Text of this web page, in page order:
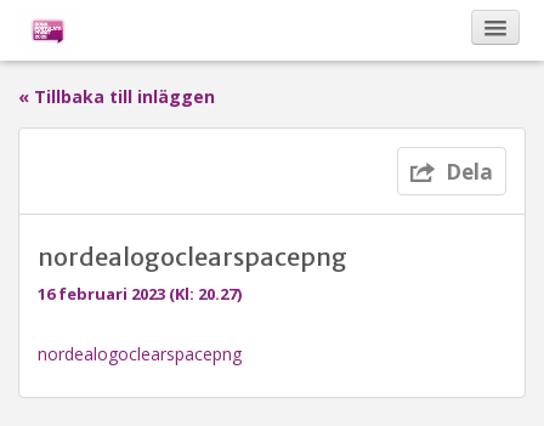
Sponsorer
« Tillbaka till inläggen
Dela
nordealogoclearspacepng
16 februari 2023 (Kl: 20.27)
nordealogoclearspacepng